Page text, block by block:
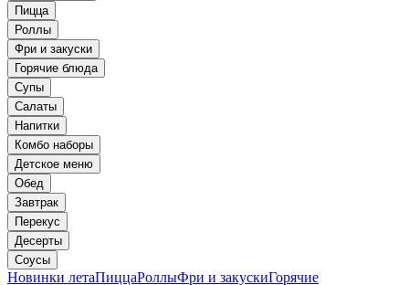
Пицца
Роллы
Фри и закуски
Горячие блюда
Супы
Салаты
Напитки
Комбо наборы
Детское меню
Обед
Завтрак
Перекус
Десерты
Соусы
Новинки летаПиццаРоллыФри и закускиГорячие